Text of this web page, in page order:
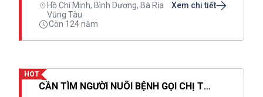
Hồ Chí Minh, Bình Dương, Bà Rịa
Vũng Tàu
Còn 124 năm
Xem chi tiết
CẦN TÌM NGƯỜI NUÔI BỆNH GỌI CHỊ THẢO DỊCH VỤ SAO MAI LÀ CÓ NGƯỜI SAU 1 PHÚT
HOT